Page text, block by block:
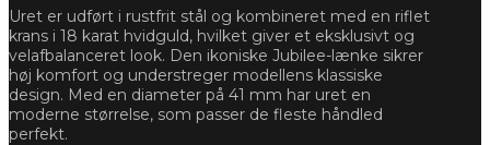
Uret er udført i rustfrit stål og kombineret med en riflet
krans i 18 karat hvidguld, hvilket giver et eksklusivt og
velafbalanceret look. Den ikoniske Jubilee-lænke sikrer
høj komfort og understreger modellens klassiske
design. Med en diameter på 41 mm har uret en
moderne størrelse, som passer de fleste håndled
perfekt.